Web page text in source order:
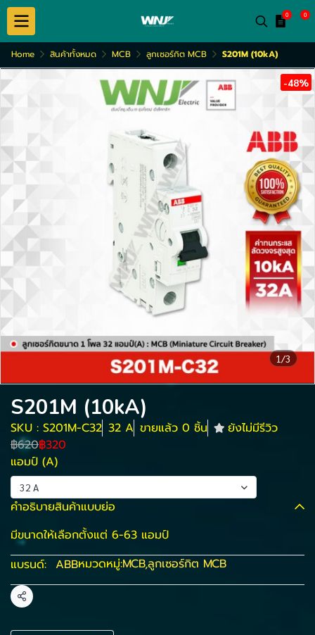
0 0
Home สินค้าทั้งหมด MCB ลูกเซอร์กิต MCB S201M (10kA)
1/3
-48%
S201M (10kA)
SKU : S201M-C32 32 A ขายแล้ว 0 ชิ้น
ยังไม่มีรีวิว
฿620฿320
แอมป์ (A)
32 A
คำอธิบายสินค้าแบบย่อ
มีขนาดให้เลือกตั้งแต่ 6-63 แอมป์
แบรนด์: ABBหมวดหมู่:MCB,ลูกเซอร์กิต MCB
แชร์